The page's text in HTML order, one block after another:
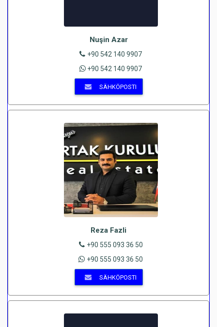
Nuşin Azar
+90 542 140 9907
+90 542 140 9907
SÄHKÖPOSTI
Reza Fazli
+90 555 093 36 50
+90 555 093 36 50
SÄHKÖPOSTI